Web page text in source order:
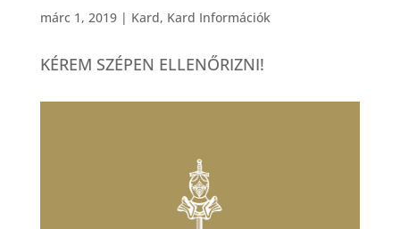
márc 1, 2019| Kard, Kard Információk
KÉREM SZÉPEN ELLENŐRIZNI!